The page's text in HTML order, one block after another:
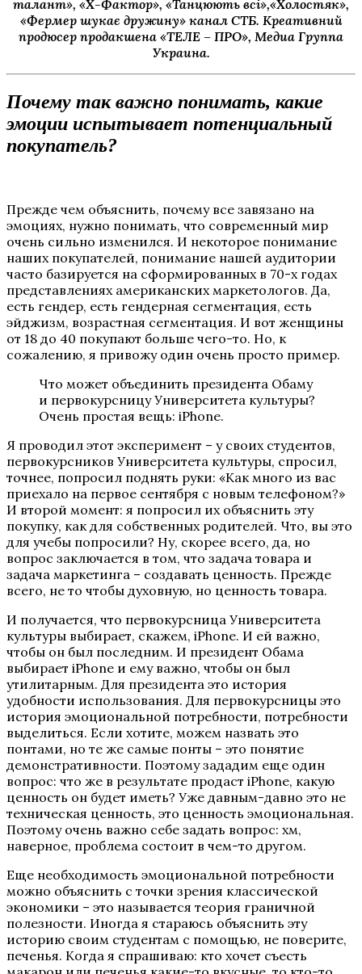
талант», «Х-Фактор», «Танцюють всі»,«Холостяк»,
«Фермер шукає дружину» канал СТБ. Креативний
продюсер продакшена «ТЕЛЕ – ПРО», Медиа Группа
Украина.
Почему так важно понимать, какие
эмоции испытывает потенциальный
покупатель?
Прежде чем объяснить, почему все завязано на
эмоциях, нужно понимать, что современный мир
очень сильно изменился. И некоторое понимание
наших покупателей, понимание нашей аудитории
часто базируется на сформированных в 70-х годах
представлениях американских маркетологов. Да,
есть гендер, есть гендерная сегментация, есть
эйджизм, возрастная сегментация. И вот женщины
от 18 до 40 покупают больше чего-то. Но, к
сожалению, я привожу один очень просто пример.
Что может объединить президента Обаму
и первокурсницу Университета культуры?
Очень простая вещь: iPhone.
Я проводил этот эксперимент – у своих студентов,
первокурсников Университета культуры, спросил,
точнее, попросил поднять руки: «Как много из вас
приехало на первое сентября с новым телефоном?»
И второй момент: я попросил их объяснить эту
покупку, как для собственных родителей. Что, вы это
для учебы попросили? Ну, скорее всего, да, но
вопрос заключается в том, что задача товара и
задача маркетинга – создавать ценность. Прежде
всего, не то чтобы духовную, но ценность товара.
И получается, что первокурсница Университета
культуры выбирает, скажем, iPhone. И ей важно,
чтобы он был последним. И президент Обама
выбирает iPhone и ему важно, чтобы он был
утилитарным. Для президента это история
удобности использования. Для первокурсницы это
история эмоциональной потребности, потребности
выделиться. Если хотите, можем назвать это
понтами, но те же самые понты – это понятие
демонстративности. Поэтому зададим еще один
вопрос: что же в результате продаст iPhone, какую
ценность он будет иметь? Уже давным-давно это не
техническая ценность, это ценность эмоциональная.
Поэтому очень важно себе задать вопрос: хм,
наверное, проблема состоит в чем-то другом.
Еще необходимость эмоциональной потребности
можно объяснить с точки зрения классической
экономики – это называется теория граничной
полезности. Иногда я стараюсь объяснить эту
историю своим студентам с помощью, не поверите,
печенья. Когда я спрашиваю: кто хочет съесть